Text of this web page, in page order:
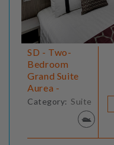
SD - Two-
Bedroom
Grand Suite
Aurea -
Category: Suite